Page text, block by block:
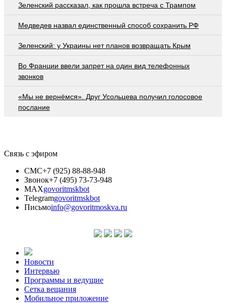
Зеленский рассказал, как прошла встреча с Трампом
Медведев назвал единственный способ сохранить РФ
Зеленский: у Украины нет планов возвращать Крым
Во Франции ввели запрет на один вид телефонных
звонков
«Мы не вернёмся». Друг Усольцева получил голосовое
послание
Связь с эфиром
СМС+7 (925) 88-88-948
Звонок+7 (495) 73-73-948
MAXgovoritmskbot
Telegramgovoritmskbot
Письмоinfo@govoritmoskva.ru
Новости
Интервью
Программы и ведущие
Сетка вещания
Мобильное приложение